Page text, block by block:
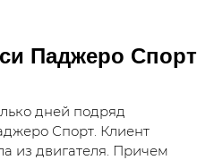
Паджеро Спорт
дней подряд
Спорт. Клиент
из двигателя. Причем